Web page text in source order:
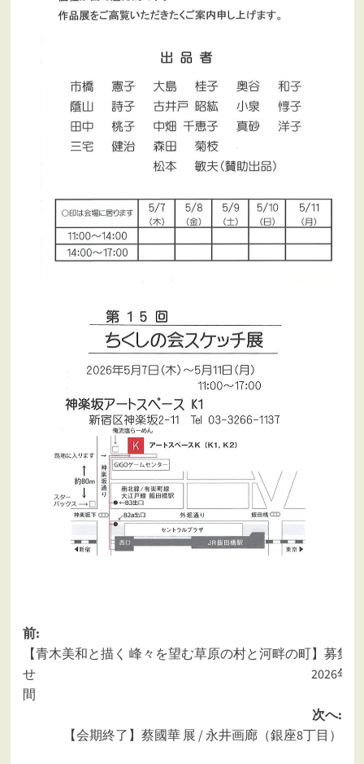
投
稿
ナ
前:
【青木美和と描く 峰々を望む草原の村と河畔の町】募集
せ 2026年6月29日出
次へ:
【会期終了】蔡國華 展 / 永井画廊（銀座8丁目）